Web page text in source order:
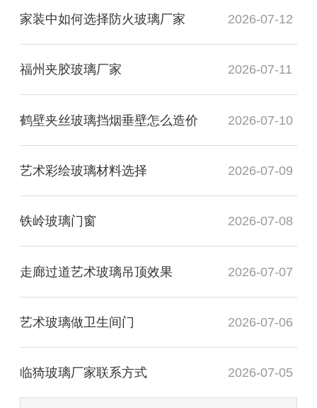
家装中如何选择防火玻璃厂家 2026-07-12
福州夹胶玻璃厂家 2026-07-11
鹤壁夹丝玻璃挡烟垂壁怎么造价 2026-07-10
艺术彩绘玻璃材料选择 2026-07-09
铁岭玻璃门窗 2026-07-08
走廊过道艺术玻璃吊顶效果 2026-07-07
艺术玻璃做卫生间门 2026-07-06
临猗玻璃厂家联系方式 2026-07-05